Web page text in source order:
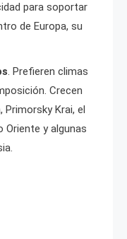
para soportar
de Europa, su
. Prefieren climas
Crecen
Primorsky Krai, el
Oriente y algunas